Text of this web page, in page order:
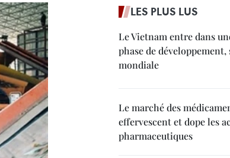
LES PLUS LUS
Le Vietnam entre dans
phase de
mondiale
Le marché des
effervescent et dope les
pharmaceutiques